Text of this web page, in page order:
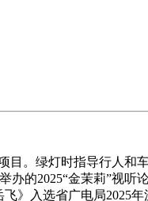
绿灯时指导行人和
的2025“金茉莉”视
》入选省广电局2025